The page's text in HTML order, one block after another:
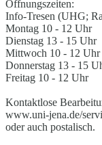
Öffnungszeiten:
Info-Tresen (UHG;
Montag 10 - 12 Uhr
Dienstag 13 - 15 Uhr
Mittwoch 10 - 12 Uhr
Donnerstag 13 - 15
Freitag 10 - 12 Uhr
Kontaktlose
www.uni-jena.de/
oder auch postalisch.